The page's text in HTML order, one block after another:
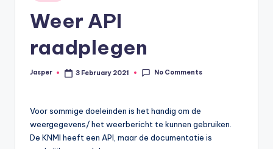
Weer API
raadplegen
Posted
Jasper 3 February 2021 No Comments
Voor sommige doeleinden is het handig om de
weergegevens/ het weerbericht te kunnen gebruiken.
De KNMI heeft een API, maar de documentatie is